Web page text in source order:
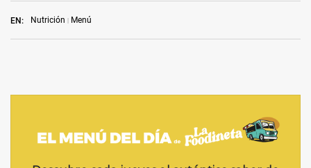
EN: Nutrición Menú